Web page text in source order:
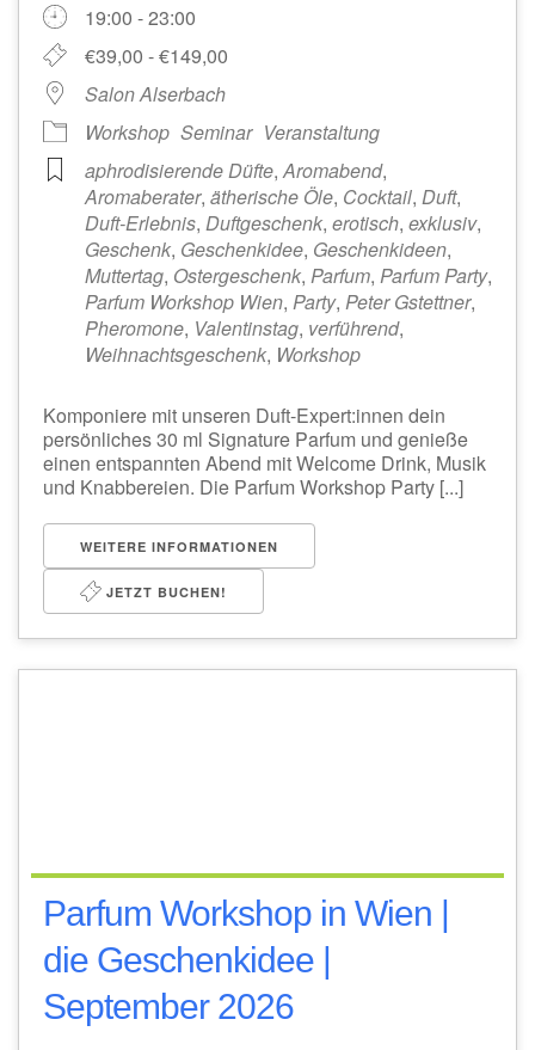
19:00 - 23:00
€39,00 - €149,00
Salon Alserbach
Workshop Seminar Veranstaltung
aphrodisierende Düfte,Aromabend,
Aromaberater, ätherische Öle, Cocktail, Duft,
Duft-Erlebnis, Duftgeschenk, erotisch, exklusiv,
Geschenk, Geschenkidee, Geschenkideen,
Muttertag, Ostergeschenk, Parfum, Parfum Party,
Parfum Workshop Wien, Party, Peter Gstettner,
Pheromone, Valentinstag, verführend,
Weihnachtsgeschenk, Workshop
Komponiere mit unseren Duft-Expert:innen dein
persönliches 30 ml Signature Parfum und genieße
einen entspannten Abend mit Welcome Drink, Musik
und Knabbereien. Die Parfum Workshop Party [...]
WEITERE INFORMATIONEN
JETZT BUCHEN!
Parfum Workshop in Wien |
die Geschenkidee |
September 2026